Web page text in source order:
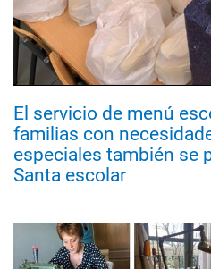
El servicio de menú
familias con
especiales también se
Santa escolar